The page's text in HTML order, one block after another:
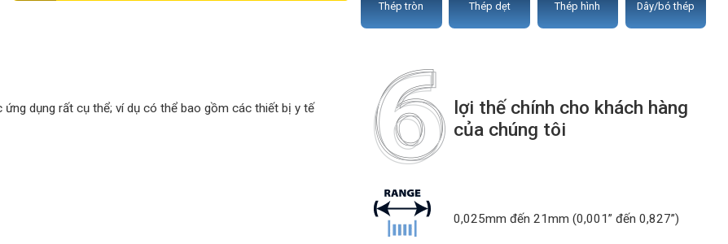
Thép tròn Thép dẹt Thép hình Dây/bó thép
dụng rất cụ thể; ví dụ có thể bao gồm các thiết bị y tế
lợi thế chính cho khách hàng
của chúng tôi
0,025mm đến 21mm (0,001” đến 0,827”)